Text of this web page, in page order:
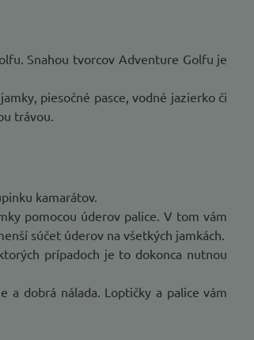
Snahou tvorcov Adventure Golfu je
piesočné pasce, vodné jazierko či
trávou.
kamarátov.
pomocou úderov palice. V tom vám
súčet úderov na všetkých jamkách.
prípadoch je to dokonca nutnou
a dobrá nálada. Loptičky a palice vám